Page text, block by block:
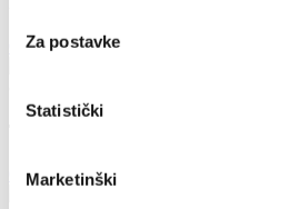
Za postavke
Statistički
Marketinški
Czytaj więcej
Czytaj więcej